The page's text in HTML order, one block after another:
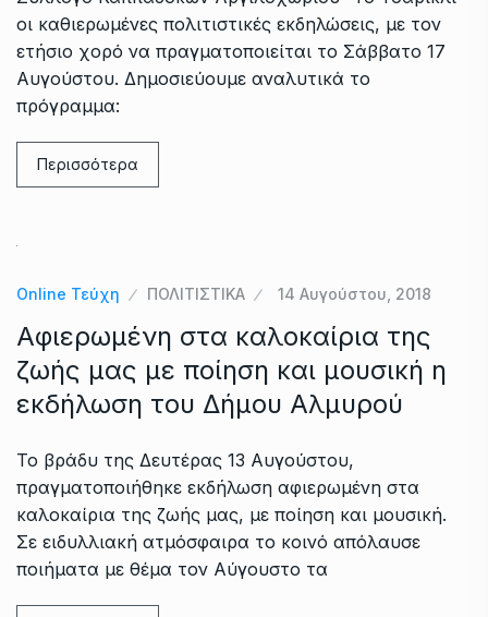
οι καθιερωμένες πολιτιστικές εκδηλώσεις, με τον
ετήσιο χορό να πραγματοποιείται το Σάββατο 17
Αυγούστου. Δημοσιεύουμε αναλυτικά το
πρόγραμμα:
Περισσότερα
Online Τεύχη ΠΟΛΙΤΙΣΤΙΚΑ 14 Αυγούστου, 2018
Αφιερωμένη στα καλοκαίρια της
ζωής μας με ποίηση και μουσική η
εκδήλωση του Δήμου Αλμυρού
Το βράδυ της Δευτέρας 13 Αυγούστου,
πραγματοποιήθηκε εκδήλωση αφιερωμένη στα
καλοκαίρια της ζωής μας, με ποίηση και μουσική.
Σε ειδυλλιακή ατμόσφαιρα το κοινό απόλαυσε
ποιήματα με θέμα τον Αύγουστο τα